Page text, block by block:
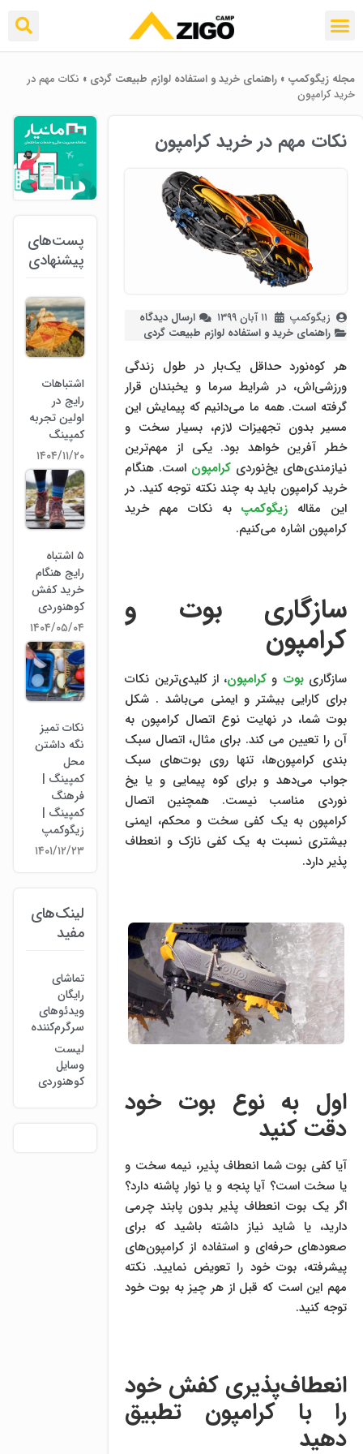
مجله زیگوکمپ » راهنمای خرید و استفاده لوازم طبیعت ‌گردی » نکات مهم در
خرید کرامپون
نکات مهم در خرید کرامپون
زیگوکمپ ۱۱ آبان ۱۳۹۹
ارسال دیدگاه
راهنمای خرید و استفاده لوازم طبیعت ‌گردی
هر کوه‌نورد حداقل یک‌بار در طول زندگی
ورزشی‌اش، در شرایط سرما و یخبندان قرار
گرفته است. همه ما می‌دانیم که پیمایش این
مسیر بدون تجهیزات لازم، بسیار سخت و
خطر آفرین خواهد بود. یکی از مهم‌ترین
نیازمندی‌های یخ‌نوردی کرامپون است. هنگام
خرید کرامپون باید به چند نکته توجه کنید. در
این مقاله زیگوکمپ به نکات مهم خرید
کرامپون اشاره می‌کنیم.
سازگاری بوت و
کرامپون
سازگاریبوت و کرامپون، از کلیدی‌ترین نکات
برای کارایی بیشتر و ایمنی می‌باشد . شکل
بوت شما، در نهایت نوع اتصال کرامپون به
آن را تعیین می کند. برای مثال، اتصال سبک
بندی کرامپون‌ها، تنها روی بوت‌های سبک
جواب می‌دهد و برای کوه پیمایی و یا یخ
نوردی مناسب نیست. همچنین اتصال
کرامپون به یک کفی سخت و محکم، ایمنی
بیشتری نسبت به یک کفی نازک و انعطاف
پذیر دارد.
اول به نوع بوت خود
دقت کنید
آیا کفی بوت شما انعطاف پذیر، نیمه سخت و
یا سخت است؟ آیا پنجه و یا نوار پاشنه دارد؟
اگر یک بوت انعطاف پذیر بدون پابند چرمی
دارید، یا شاید نیاز داشته باشید که برای
صعودهای حرفه‌ای و استفاده از کرامپون‌های
پیشرفته، بوت خود را تعویض نمایید. نکته
مهم این است که قبل از هر چیز به بوت خود
توجه کنید.
انعطاف‌پذیری کفش خود
را با کرامپون تطبیق
دهید
پست‌های
پیشنهادی
اشتباهات
رایج در
اولین تجربه
کمپینگ
۱۴۰۴/۱۱/۲۰
۵ اشتباه
رایج هنگام
خرید کفش
کوهنوردی
۱۴۰۴/۰۵/۰۴
نکات تمیز
نگه داشتن
محل
کمپینگ |
فرهنگ
کمپینگ |
زیگوکمپ
۱۴۰۱/۱۲/۲۳
لینک‌های
مفید
تماشای
رایگان
ویدئوهای
سرگرم‌کننده
لیست
وسایل
کوهنوردی